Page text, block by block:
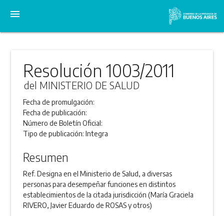
menu
Resolución 1003/2011
del MINISTERIO DE SALUD
Fecha de promulgación:
Fecha de publicación:
Número de Boletín Oficial:
Tipo de publicación:Integra
Resumen
Ref. Designa en el Ministerio de Salud, a diversas
personas para desempeñar funciones en distintos
establecimientos de la citada jurisdicción (María Graciela
RIVERO, Javier Eduardo de ROSAS y otros)